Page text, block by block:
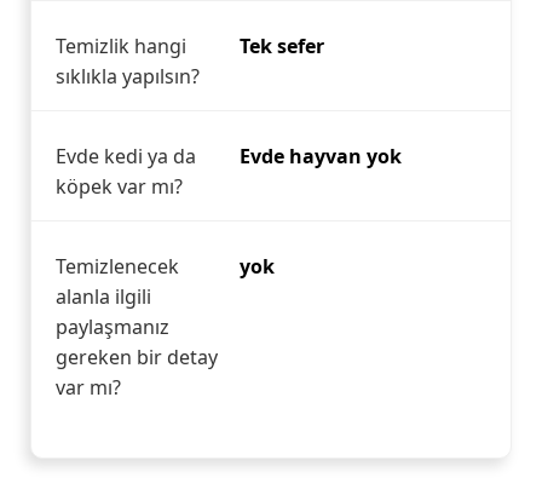
Temizlik hangi
sıklıkla yapılsın?
Tek sefer
Evde kedi ya da
köpek var mı?
Evde hayvan yok
Temizlenecek
alanla ilgili
paylaşmanız
gereken bir detay
var mı?
yok